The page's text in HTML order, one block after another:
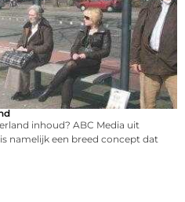
inhoud? ABC Media uit
namelijk een breed concept dat